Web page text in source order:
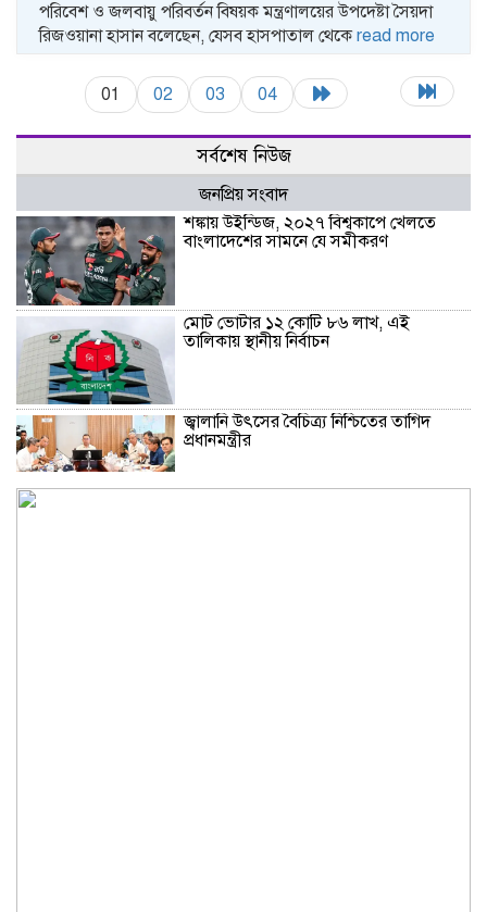
পরিবেশ ও জলবায়ু পরিবর্তন বিষয়ক মন্ত্রণালয়ের উপদেষ্টা সৈয়দা
রিজওয়ানা হাসান বলেছেন, যেসব হাসপাতাল থেকেread more
01 02 03 04
সর্বশেষ নিউজ
জনপ্রিয় সংবাদ
শঙ্কায় উইন্ডিজ, ২০২৭ বিশ্বকাপে খেলতে
বাংলাদেশের সামনে যে সমীকরণ
মোট ভোটার ১২ কোটি ৮৬ লাখ, এই
তালিকায় স্থানীয় নির্বাচন
জ্বালানি উৎসের বৈচিত্র্য নিশ্চিতের তাগিদ
প্রধানমন্ত্রীর